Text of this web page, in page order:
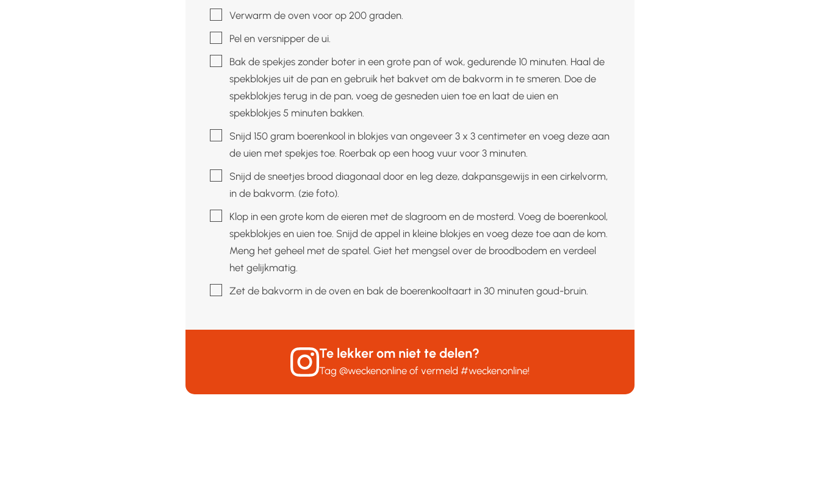
▢Verwarm de oven voor op 200 graden.
▢Pel en versnipper de ui.
▢Bak de spekjes zonder boter in een grote pan of wok, gedurende 10 minuten. Haal de
spekblokjes uit de pan en gebruik het bakvet om de bakvorm in te smeren. Doe de
spekblokjes terug in de pan, voeg de gesneden uien toe en laat de uien en
spekblokjes 5 minuten bakken.
▢Snijd 150 gram boerenkool in blokjes van ongeveer 3 x 3 centimeter en voeg deze aan
de uien met spekjes toe. Roerbak op een hoog vuur voor 3 minuten.
▢Snijd de sneetjes brood diagonaal door en leg deze, dakpansgewijs in een cirkelvorm,
in de bakvorm. (zie foto).
▢Klop in een grote kom de eieren met de slagroom en de mosterd. Voeg de boerenkool,
spekblokjes en uien toe. Snijd de appel in kleine blokjes en voeg deze toe aan de kom.
Meng het geheel met de spatel. Giet het mengsel over de broodbodem en verdeel
het gelijkmatig.
▢
Zet de bakvorm in de oven en bak de boerenkooltaart in 30 minuten goud-bruin.
Te lekker om niet te delen?
Tag@weckenonline of vermeld#weckenonline!